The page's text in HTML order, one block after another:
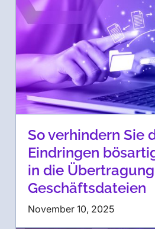
So verhindern Sie
Eindringen
in die
Geschäftsdateien
November 10, 2025